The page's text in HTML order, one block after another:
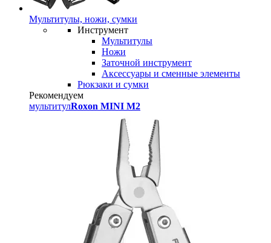
Мультитулы, ножи, сумки
Инструмент
Мультитулы
Ножи
Заточной инструмент
Аксессуары и сменные элементы
Рюкзаки и сумки
Рекомендуем
мультитулRoxon MINI M2